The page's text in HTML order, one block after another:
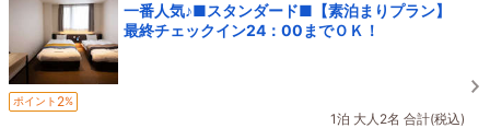
一番人気♪■スタンダード■【素泊まりプラン】
最終チェックイン24：00までＯＫ！
ポイント 2%
1泊 大人2名 合計(税込)